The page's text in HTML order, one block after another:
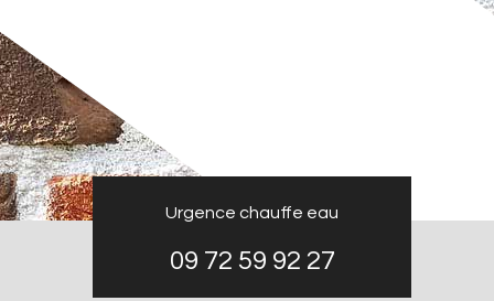
Urgence chauffe eau
09 72 59 92 27